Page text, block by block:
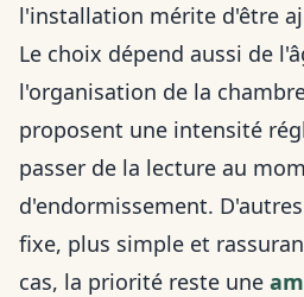
l'installation mérite d'être
Le choix dépend aussi de
l'organisation de la
proposent une intensité
passer de la lecture au
d'endormissement.
fixe, plus simple et
cas, la priorité reste une